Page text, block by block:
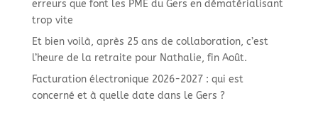
erreurs que font les PME du Gers en dématérialisant
trop vite
Et bien voilà, après 25 ans de collaboration, c’est
l’heure de la retraite pour Nathalie, fin Août.
Facturation électronique 2026-2027 : qui est
concerné et à quelle date dans le Gers ?